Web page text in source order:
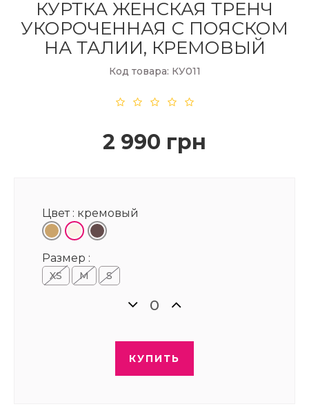
КУРТКА ЖЕНСКАЯ ТРЕНЧ
УКОРОЧЕННАЯ С ПОЯСКОМ
НА ТАЛИИ, КРЕМОВЫЙ
Код товара: КУ011
2 990 грн
Цвет : кремовый
Размер :
XS М S
КУПИТЬ